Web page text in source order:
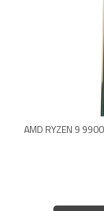
AMD RYZEN 9